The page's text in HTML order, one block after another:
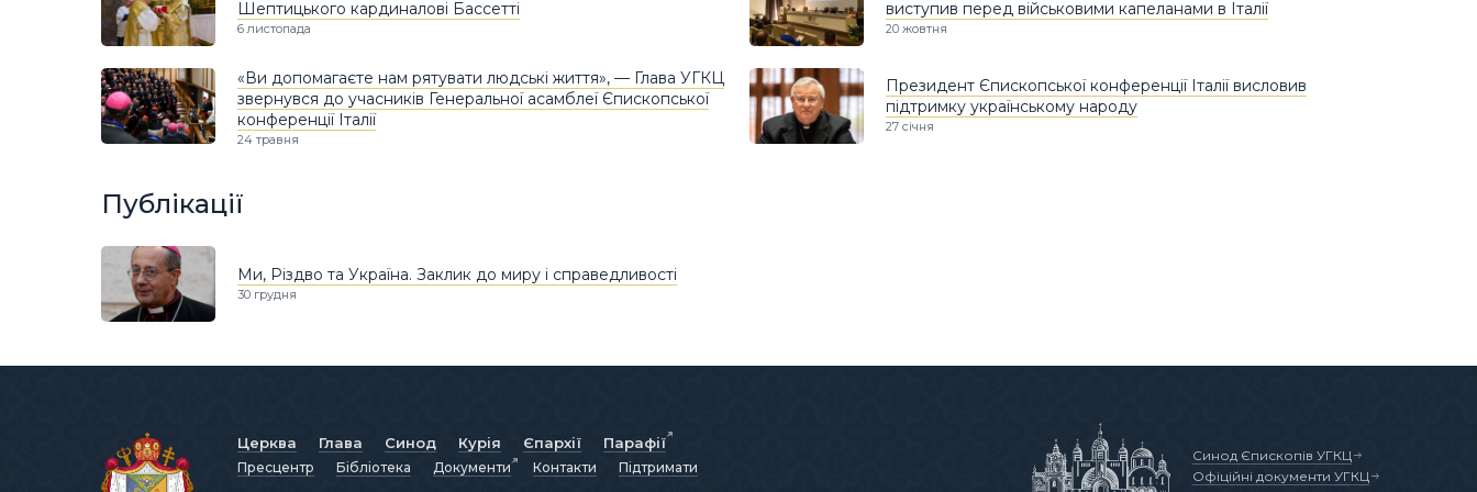
Шептицького кардиналові Бассетті
6 листопада
виступив перед військовими капеланами в Італії
20 жовтня
«Ви допомагаєте нам рятувати людські життя», — Глава УГКЦ
звернувся до учасників Генеральної асамблеї Єпископської
конференції Італії
24 травня
Президент Єпископської конференції Італії висловив
підтримку українському народу
27 січня
Публікації
Ми, Різдво та Україна. Заклик до миру і справедливості
30 грудня
Церква Глава Синод Курія Єпархії Парафії
Пресцентр Бібліотека Документи Контакти Підтримати
Синод Єпископів УГКЦ
Офіційні документи УГКЦ